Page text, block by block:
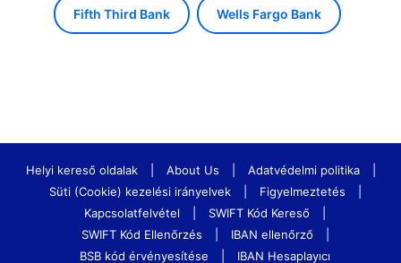
Fifth Third Bank Wells Fargo Bank
Helyi kereső oldalak About Us Adatvédelmi politika
Süti (Cookie) kezelési irányelvek
Figyelmeztetés
Kapcsolatfelvétel
SWIFT Kód Kereső
SWIFT Kód Ellenőrzés
IBAN ellenőrző
BSB kód érvényesítése
IBAN Hesaplayıcı